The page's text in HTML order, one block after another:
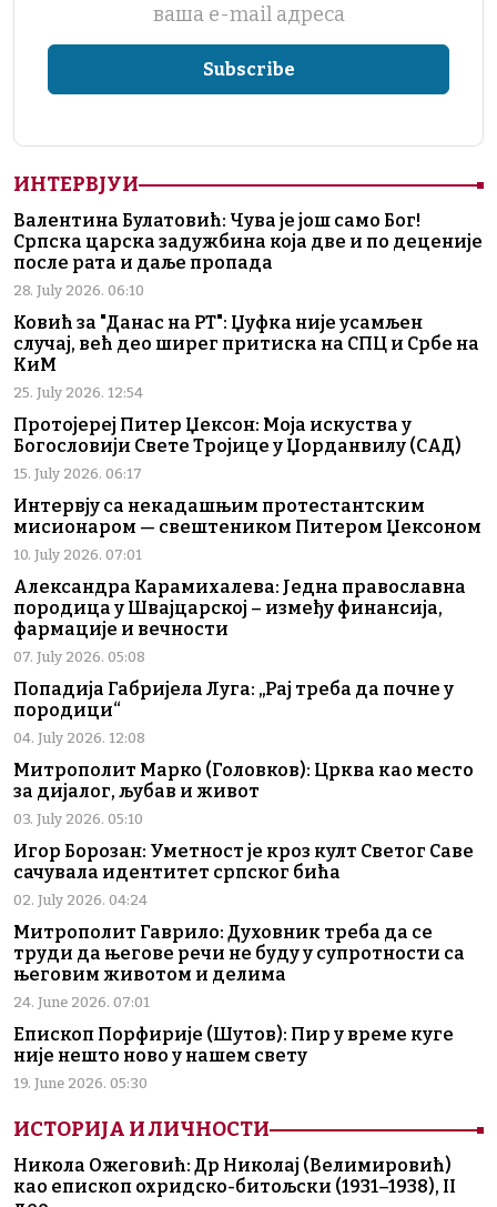
ваша е-mail адреса
ИНТЕРВЈУИ
Валентина Булатовић: Чува је још само Бог!
Српска царска задужбина која две и по деценије
после рата и даље пропада
28. July 2026. 06:10
Ковић за "Данас на РТ": Џуфка није усамљен
случај, већ део ширег притиска на СПЦ и Србе на
КиМ
25. July 2026. 12:54
Протојереј Питер Џексон: Моја искуства у
Богословији Свете Тројице у Џорданвилу (САД)
15. July 2026. 06:17
Интервју са некадашњим протестантским
мисионаром — свештеником Питером Џексоном
10. July 2026. 07:01
Александра Карамихалева: Једна православна
породица у Швајцарској – између финансија,
фармације и вечности
07. July 2026. 05:08
Попадија Габријела Луга: „Рај треба да почне у
породици“
04. July 2026. 12:08
Митрополит Марко (Головков): Црква као место
за дијалог, љубав и живот
03. July 2026. 05:10
Игор Борозан: Уметност је кроз култ Светог Саве
сачувала идентитет српског бића
02. July 2026. 04:24
Митрополит Гаврило: Духовник треба да се
труди да његове речи не буду у супротности са
његовим животом и делима
24. June 2026. 07:01
Епископ Порфирије (Шутов): Пир у време куге
није нешто ново у нашем свету
19. June 2026. 05:30
ИСТОРИЈА И ЛИЧНОСТИ
Никола Ожеговић: Др Николај (Велимировић)
као епископ охридско-битољски (1931–1938), II